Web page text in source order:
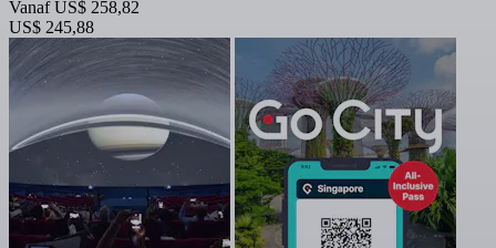
Vanaf US$ 258,82
US$ 245,88